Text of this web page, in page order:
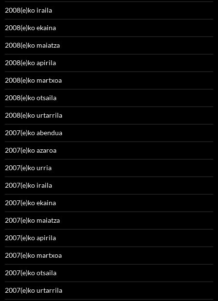
2008(e)ko iraila
2008(e)ko ekaina
2008(e)ko maiatza
2008(e)ko apirila
2008(e)ko martxoa
2008(e)ko otsaila
2008(e)ko urtarrila
2007(e)ko abendua
2007(e)ko azaroa
2007(e)ko urria
2007(e)ko iraila
2007(e)ko ekaina
2007(e)ko maiatza
2007(e)ko apirila
2007(e)ko martxoa
2007(e)ko otsaila
2007(e)ko urtarrila